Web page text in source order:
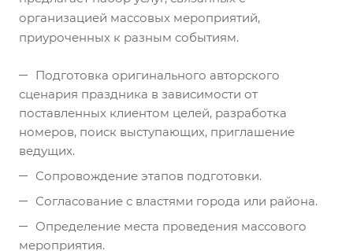
организацией массовых мероприятий,
приуроченных к разным событиям.
Подготовка оригинального авторского
сценария праздника в зависимости от
поставленных клиентом целей, разработка
номеров, поиск выступающих, приглашение
ведущих.
Сопровождение этапов подготовки.
Согласование с властями города или района.
Определение места проведения массового
мероприятия.